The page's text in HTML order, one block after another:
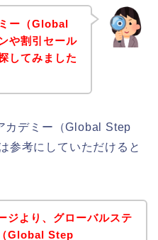
ー（Global
や割引セール
してみました
カデミー（Global Step
参考にしていただけると
ジより、グローバルステ
Global Step